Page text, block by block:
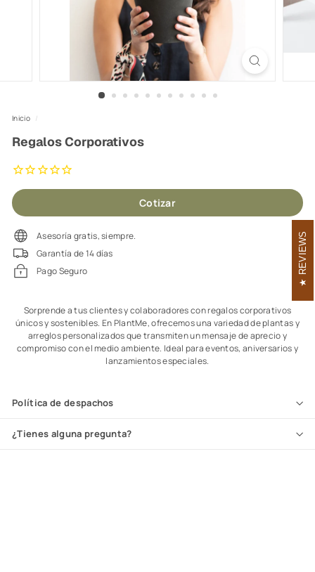
Inicio /
Regalos Corporativos
Cotizar
Asesoría gratis, siempre.
Garantía de 14 días
Pago Seguro
Sorprende a tus clientes y colaboradores con regalos corporativos
únicos y sostenibles. En PlantMe, ofrecemos una variedad de plantas y
arreglos personalizados que transmiten un mensaje de aprecio y
compromiso con el medio ambiente. Ideal para eventos, aniversarios y
lanzamientos especiales.
Política de despachos
¿Tienes alguna pregunta?
REVIEWS